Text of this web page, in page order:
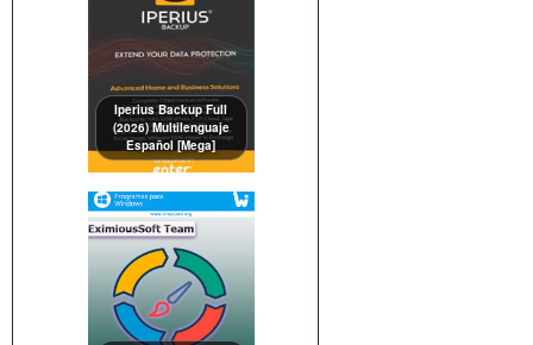
Iperius Backup Full
(2026) Multilenguaje
Español [Mega]